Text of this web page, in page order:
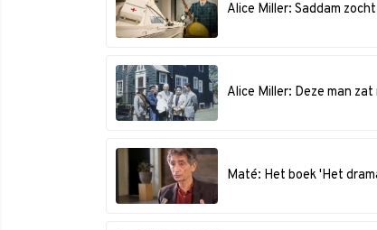
Alice Miller: Saddam
Alice Miller: Deze man
Maté: Het boek 'Het